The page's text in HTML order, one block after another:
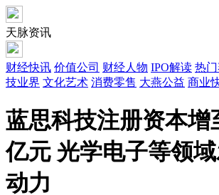
天脉资讯
财经快讯 价值公司 财经人物 IPO解读 热
技业界 文化艺术 消费零售 大燕公益 商业
蓝思科技注册资本增
亿元 光学电子等领
动力